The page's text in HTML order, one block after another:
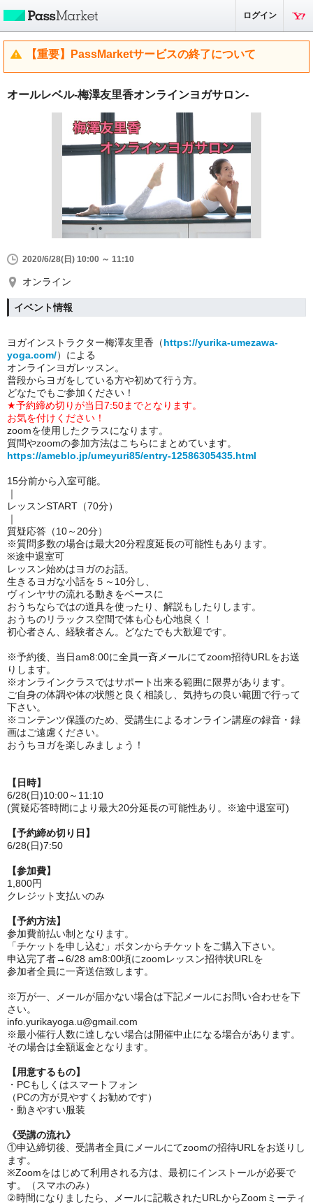
ログイン
【重要】PassMarketサービスの終了について
オールレベル-梅澤友里香オンラインヨガサロン-
2020/6/28(日) 10:00 ～ 11:10
オンライン
イベント情報
ヨガインストラクター梅澤友里香（https://yurika-umezawa-
yoga.com/）による
オンラインヨガレッスン。
普段からヨガをしている方や初めて行う方。
どなたでもご参加ください！
★予約締め切りが当日7:50までとなります。
お気を付けください！
zoomを使用したクラスになります。
質問やzoomの参加方法はこちらにまとめています。
https://ameblo.jp/umeyuri85/entry-12586305435.html
15分前から入室可能。
｜
レッスンSTART（70分）
｜
質疑応答（10～20分）
※質問多数の場合は最大20分程度延長の可能性もあります。
※途中退室可
レッスン始めはヨガのお話。
生きるヨガな小話を５～10分し、
ヴィンヤサの流れる動きをベースに
おうちならではの道具を使ったり、解説もしたりします。
おうちのリラックス空間で体も心も心地良く！
初心者さん、経験者さん。どなたでも大歓迎です。
※予約後、当日am8:00に全員一斉メールにてzoom招待URLをお送
りします。
※オンラインクラスではサポート出来る範囲に限界があります。
ご自身の体調や体の状態と良く相談し、気持ちの良い範囲で行って
下さい。
※コンテンツ保護のため、受講生によるオンライン講座の録音・録
画はご遠慮ください。
おうちヨガを楽しみましょう！
【日時】
6/28(日)10:00～11:10
(質疑応答時間により最大20分延長の可能性あり。※途中退室可)
【予約締め切り日】
6/28(日)7:50
【参加費】
1,800円
クレジット支払いのみ
【予約方法】
参加費前払い制となります。
「チケットを申し込む」ボタンからチケットをご購入下さい。
申込完了者→6/28 am8:00頃にzoomレッスン招待状URLを
参加者全員に一斉送信致します。
※万が一、メールが届かない場合は下記メールにお問い合わせを下
さい。
info.yurikayoga.u@gmail.com
※最小催行人数に達しない場合は開催中止になる場合があります。
その場合は全額返金となります。
【用意するもの】
・PCもしくはスマートフォン
（PCの方が見やすくお勧めです）
・動きやすい服装
《受講の流れ》
①申込締切後、受講者全員にメールにてzoomの招待URLをお送りし
ます。
※Zoomをはじめて利用される方は、最初にインストールが必要で
す。（スマホのみ）
②時間になりましたら、メールに記載されたURLからZoomミーティ